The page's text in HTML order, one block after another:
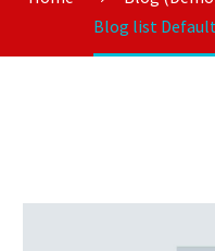
Blog list